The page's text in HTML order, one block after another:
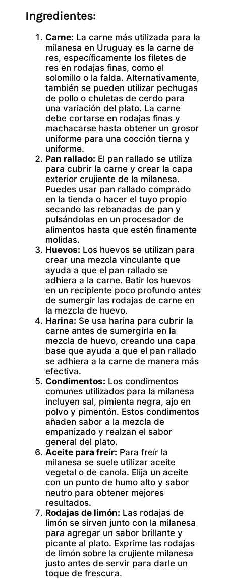
Ingredientes:
Carne: La carne más utilizada para la
milanesa en Uruguay es la carne de
res, específicamente los filetes de
res en rodajas finas, como el
solomillo o la falda. Alternativamente,
también se pueden utilizar pechugas
de pollo o chuletas de cerdo para
una variación del plato. La carne
debe cortarse en rodajas finas y
machacarse hasta obtener un grosor
uniforme para una cocción tierna y
uniforme.
Pan rallado: El pan rallado se utiliza
para cubrir la carne y crear la capa
exterior crujiente de la milanesa.
Puedes usar pan rallado comprado
en la tienda o hacer el tuyo propio
secando las rebanadas de pan y
pulsándolas en un procesador de
alimentos hasta que estén finamente
molidas.
Huevos: Los huevos se utilizan para
crear una mezcla vinculante que
ayuda a que el pan rallado se
adhiera a la carne. Batir los huevos
en un recipiente poco profundo antes
de sumergir las rodajas de carne en
la mezcla de huevo.
Harina: Se usa harina para cubrir la
carne antes de sumergirla en la
mezcla de huevo, creando una capa
base que ayuda a que el pan rallado
se adhiera a la carne de manera más
efectiva.
Condimentos: Los condimentos
comunes utilizados para la milanesa
incluyen sal, pimienta negra, ajo en
polvo y pimentón. Estos condimentos
añaden sabor a la mezcla de
empanizado y realzan el sabor
general del plato.
Aceite para freír: Para freír la
milanesa se suele utilizar aceite
vegetal o de canola. Elija un aceite
con un punto de humo alto y sabor
neutro para obtener mejores
resultados.
Rodajas de limón: Las rodajas de
limón se sirven junto con la milanesa
para agregar un sabor brillante y
picante al plato. Exprime las rodajas
de limón sobre la crujiente milanesa
justo antes de servir para darle un
toque de frescura.